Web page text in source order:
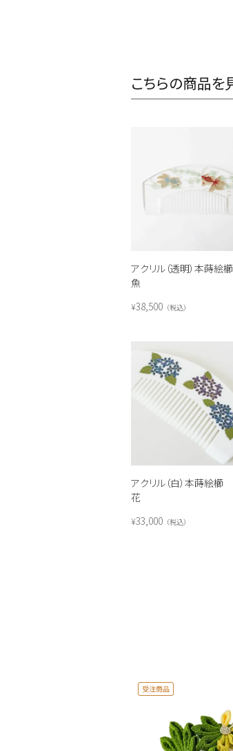
こちらの商品を
アクリル（透明）本蒔
魚
¥38,500 税込
アクリル（白）本蒔絵
花
¥33,000 税込
受注商品